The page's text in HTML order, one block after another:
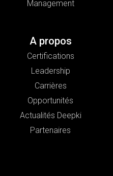
Management
A propos
Certifications
Leadership
Carrières
Opportunités
Actualités Deepki
Partenaires